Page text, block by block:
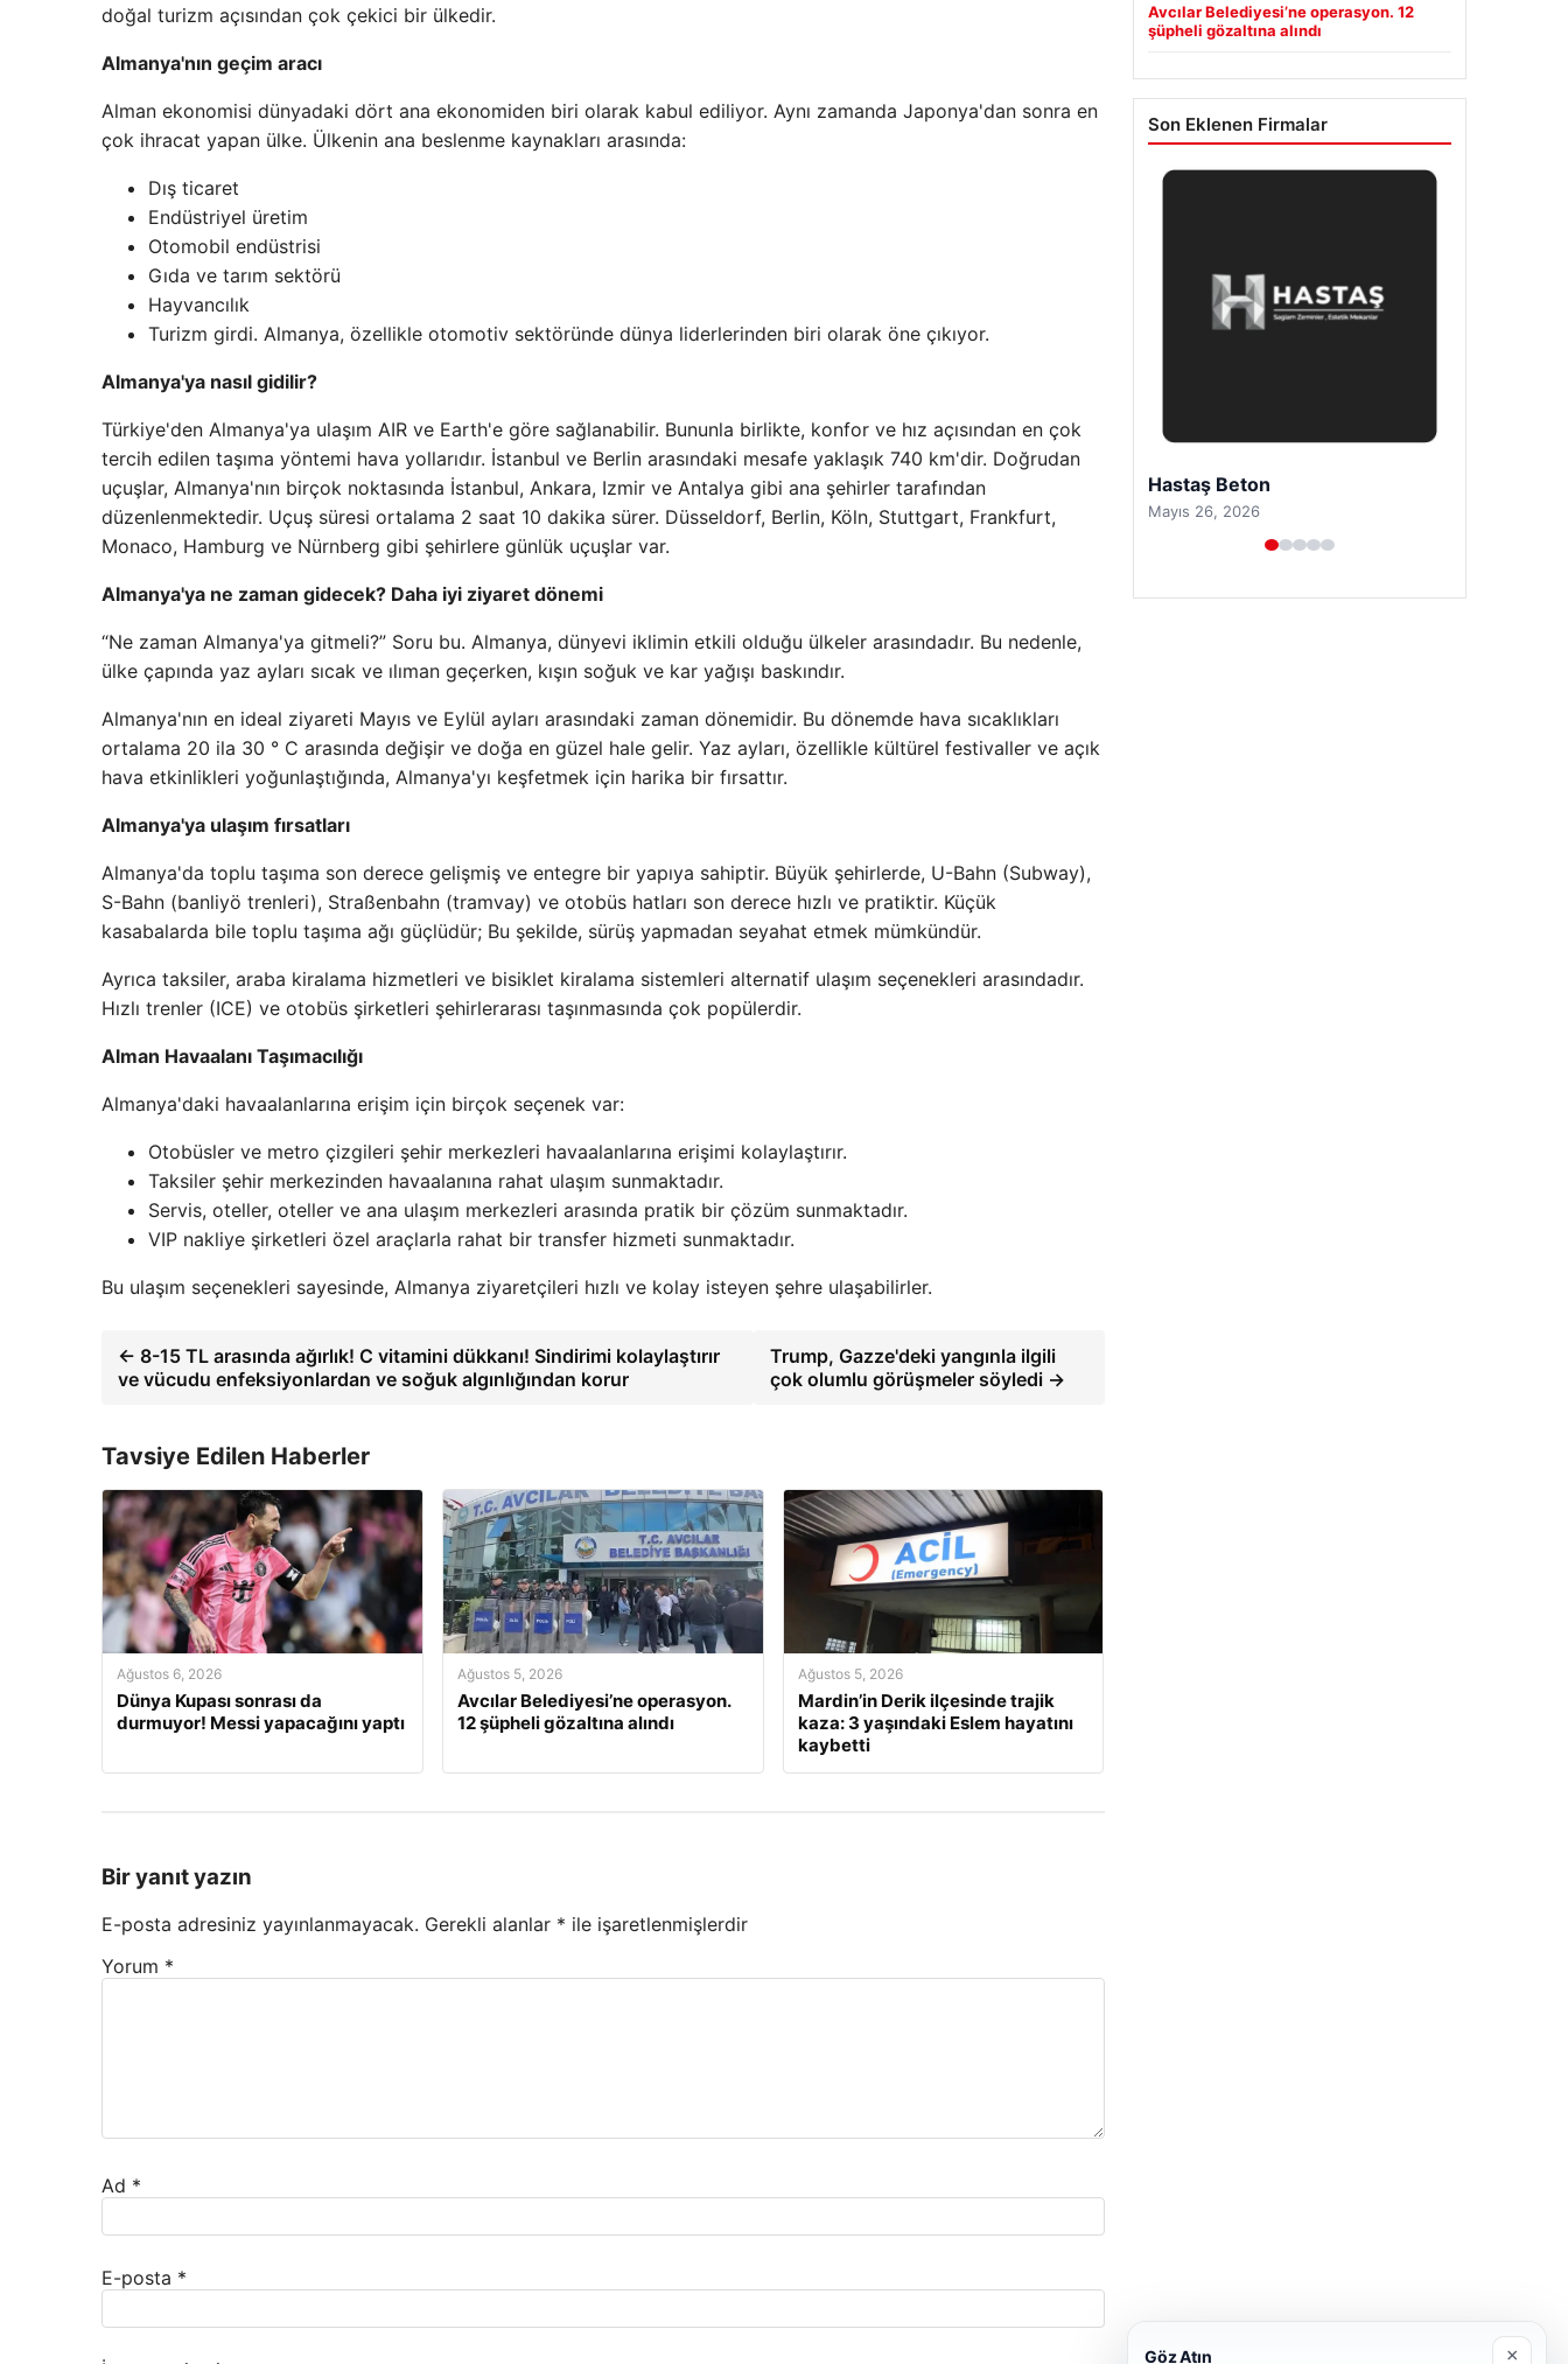
doğal turizm açısından çok çekici bir ülkedir.
Almanya'nın geçim aracı
Alman ekonomisi dünyadaki dört ana ekonomiden biri olarak kabul ediliyor. Aynı zamanda Japonya'dan sonra en
çok ihracat yapan ülke. Ülkenin ana beslenme kaynakları arasında:
Dış ticaret
Endüstriyel üretim
Otomobil endüstrisi
Gıda ve tarım sektörü
Hayvancılık
Turizm girdi. Almanya, özellikle otomotiv sektöründe dünya liderlerinden biri olarak öne çıkıyor.
Almanya'ya nasıl gidilir?
Türkiye'den Almanya'ya ulaşım AIR ve Earth'e göre sağlanabilir. Bununla birlikte, konfor ve hız açısından en çok
tercih edilen taşıma yöntemi hava yollarıdır. İstanbul ve Berlin arasındaki mesafe yaklaşık 740 km'dir. Doğrudan
uçuşlar, Almanya'nın birçok noktasında İstanbul, Ankara, Izmir ve Antalya gibi ana şehirler tarafından
düzenlenmektedir. Uçuş süresi ortalama 2 saat 10 dakika sürer. Düsseldorf, Berlin, Köln, Stuttgart, Frankfurt,
Monaco, Hamburg ve Nürnberg gibi şehirlere günlük uçuşlar var.
Almanya'ya ne zaman gidecek? Daha iyi ziyaret dönemi
“Ne zaman Almanya'ya gitmeli?” Soru bu. Almanya, dünyevi iklimin etkili olduğu ülkeler arasındadır. Bu nedenle,
ülke çapında yaz ayları sıcak ve ılıman geçerken, kışın soğuk ve kar yağışı baskındır.
Almanya'nın en ideal ziyareti Mayıs ve Eylül ayları arasındaki zaman dönemidir. Bu dönemde hava sıcaklıkları
ortalama 20 ila 30 ° C arasında değişir ve doğa en güzel hale gelir. Yaz ayları, özellikle kültürel festivaller ve açık
hava etkinlikleri yoğunlaştığında, Almanya'yı keşfetmek için harika bir fırsattır.
Almanya'ya ulaşım fırsatları
Almanya'da toplu taşıma son derece gelişmiş ve entegre bir yapıya sahiptir. Büyük şehirlerde, U-Bahn (Subway),
S-Bahn (banliyö trenleri), Straßenbahn (tramvay) ve otobüs hatları son derece hızlı ve pratiktir. Küçük
kasabalarda bile toplu taşıma ağı güçlüdür; Bu şekilde, sürüş yapmadan seyahat etmek mümkündür.
Ayrıca taksiler, araba kiralama hizmetleri ve bisiklet kiralama sistemleri alternatif ulaşım seçenekleri arasındadır.
Hızlı trenler (ICE) ve otobüs şirketleri şehirlerarası taşınmasında çok popülerdir.
Alman Havaalanı Taşımacılığı
Almanya'daki havaalanlarına erişim için birçok seçenek var:
Otobüsler ve metro çizgileri şehir merkezleri havaalanlarına erişimi kolaylaştırır.
Taksiler şehir merkezinden havaalanına rahat ulaşım sunmaktadır.
Servis, oteller, oteller ve ana ulaşım merkezleri arasında pratik bir çözüm sunmaktadır.
VIP nakliye şirketleri özel araçlarla rahat bir transfer hizmeti sunmaktadır.
Bu ulaşım seçenekleri sayesinde, Almanya ziyaretçileri hızlı ve kolay isteyen şehre ulaşabilirler.
← 8-15 TL arasında ağırlık! C vitamini dükkanı! Sindirimi kolaylaştırır
ve vücudu enfeksiyonlardan ve soğuk algınlığından korur
Trump, Gazze'deki yangınla ilgili
çok olumlu görüşmeler söyledi →
Tavsiye Edilen Haberler
Ağustos 6, 2026
Dünya Kupası sonrası da
durmuyor! Messi yapacağını yaptı
Ağustos 5, 2026
Avcılar Belediyesi’ne operasyon.
12 şüpheli gözaltına alındı
Ağustos 5, 2026
Mardin’in Derik ilçesinde trajik
kaza: 3 yaşındaki Eslem hayatını
kaybetti
Bir yanıt yazın
E-posta adresiniz yayınlanmayacak. Gerekli alanlar * ile işaretlenmişlerdir
Yorum *
Ad *
E-posta *
Avcılar Belediyesi’ne operasyon. 12
şüpheli gözaltına alındı
Son Eklenen Firmalar
Prenses Night Club
Nisan 29, 2026
Göz Atın ×